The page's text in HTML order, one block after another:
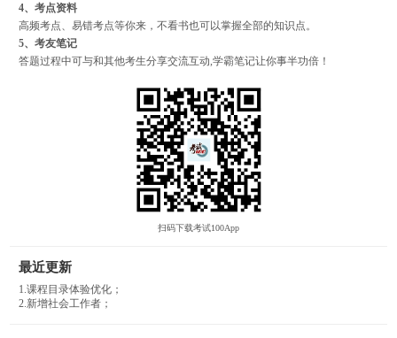
4、考点资料
高频考点、易错考点等你来，不看书也可以掌握全部的知识点。
5、考友笔记
答题过程中可与和其他考生分享交流互动,学霸笔记让你事半功倍！
扫码下载考试100App
最近更新
1.课程目录体验优化；
2.新增社会工作者；